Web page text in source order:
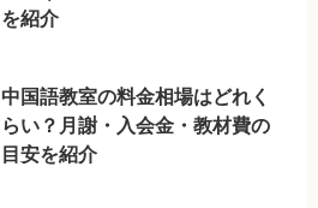
を紹介
中国語教室の料金相場はどれく
らい？月謝・入会金・教材費の
目安を紹介